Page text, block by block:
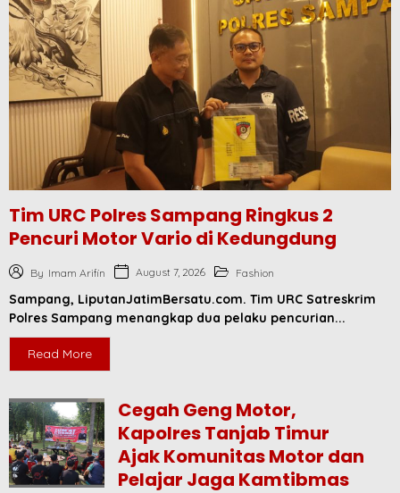
Tim URC Polres Sampang Ringkus 2
Pencuri Motor Vario di Kedungdung
By Imam Arifin August 7, 2026 Fashion
Sampang, LiputanJatimBersatu.com. Tim URC Satreskrim
Polres Sampang menangkap dua pelaku pencurian...
Read More
Cegah Geng Motor,
Kapolres Tanjab Timur
Ajak Komunitas Motor dan
Pelajar Jaga Kamtibmas